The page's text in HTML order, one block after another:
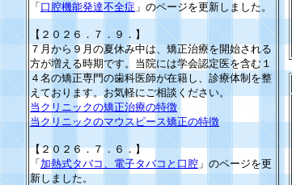
「 口腔機能発達不全症 」のページを更新しました。
【２０２６．７．９．】
７月から９月の夏休み中は、矯正治療を開始される
方が増える時期です。当院には学会認定医を含む１
４名の矯正専門の歯科医師が在籍し、診療体制を整
えております。お気軽にご相談ください。
当クリニックの矯正治療の特徴
当クリニックのマウスピース矯正の特徴
【２０２６．７．６．】
「 加熱式タバコ、電子タバコと口腔 」のページを更
新しました。